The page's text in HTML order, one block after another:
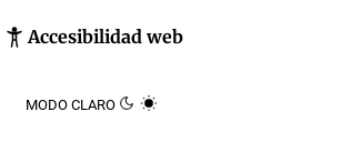
Accesibilidad web
MODO CLARO